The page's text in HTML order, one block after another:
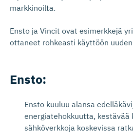
markkinoilta.
Ensto ja Vincit ovat esimerkkejä
ottaneet rohkeasti käyttöön
Ensto:
Ensto kuuluu alansa
energiatehokkuutta, kestävää
sähköverkkoja koskevissa